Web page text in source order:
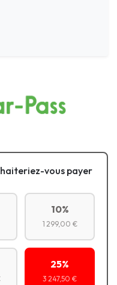
vous payer
10%
1 299,00 €
25%
3 247,50 €